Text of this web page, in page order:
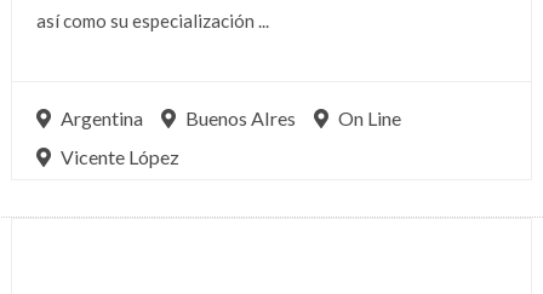
así como su especialización ...
Argentina Buenos AIres
On Line
Vicente López